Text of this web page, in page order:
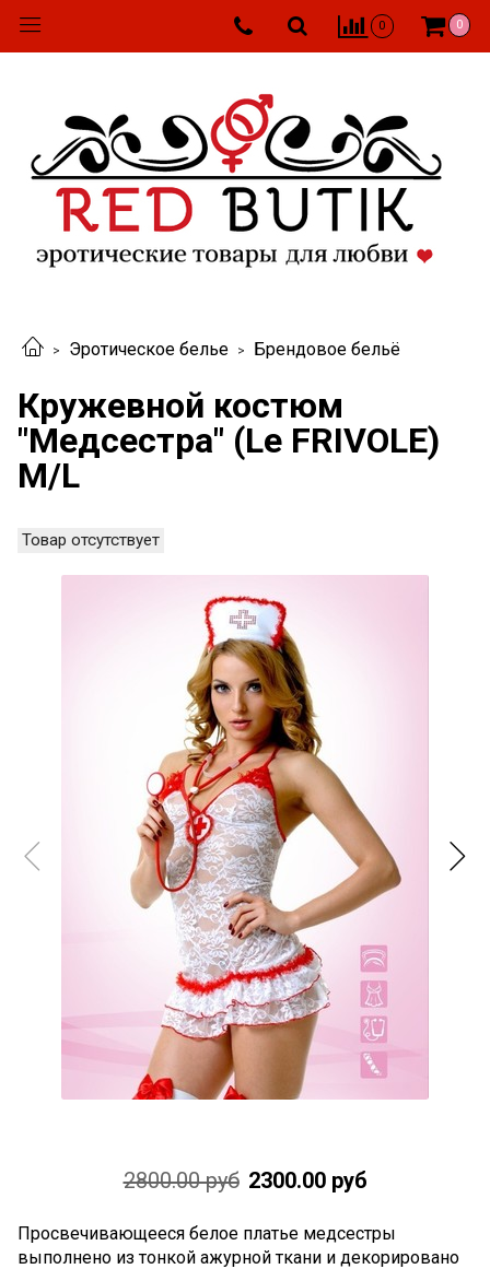
0 0
Эротическое белье Брендовое бельё
Кружевной костюм
"Медсестра" (Le FRIVOLE)
M/L
Товар отсутствует
2800.00 руб 2300.00 руб
Просвечивающееся белое платье медсестры
выполнено из тонкой ажурной ткани и декорировано